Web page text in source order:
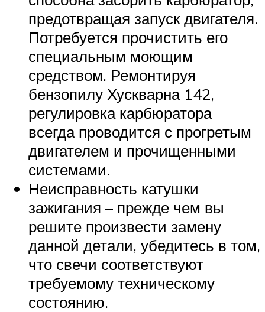
предотвращая запуск двигателя.
Потребуется прочистить его
специальным моющим
средством. Ремонтируя
бензопилу Хускварна 142,
регулировка карбюратора
всегда проводится с прогретым
двигателем и прочищенными
системами.
Неисправность катушки
зажигания – прежде чем вы
решите произвести замену
данной детали, убедитесь в том,
что свечи соответствуют
требуемому техническому
состоянию.